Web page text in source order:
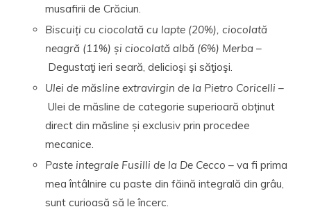
musafirii de Crăciun.
Biscuiți cu ciocolată cu lapte (20%), ciocolată
neagră (11%) și ciocolată albă (6%) Merba –
Degustaţi ieri seară, delicioşi şi săţioşi.
Ulei de măsline extravirgin de la Pietro Coricelli –
Ulei de măsline de categorie superioară obținut
direct din măsline și exclusiv prin procedee
mecanice.
Paste integrale Fusilli de la De Cecco – va fi prima
mea întâlnire cu paste din făină integrală din grâu,
sunt curioasă să le încerc.